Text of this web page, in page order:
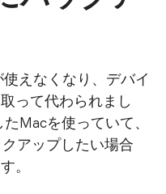
えなくなり、デバイ
って代わられまし
Macを使っていて、
アップしたい場合
。